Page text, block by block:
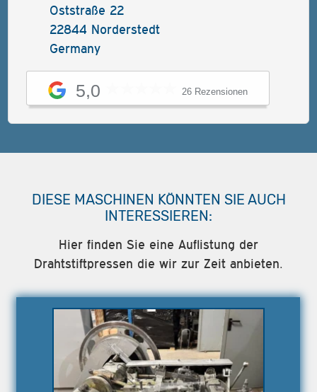
Oststraße 22
22844 Norderstedt
Germany
5,0 26 Rezensionen
DIESE MASCHINEN KÖNNTEN SIE AUCH
INTERESSIEREN:
Hier finden Sie eine Auflistung der
Drahtstiftpressen die wir zur Zeit anbieten.